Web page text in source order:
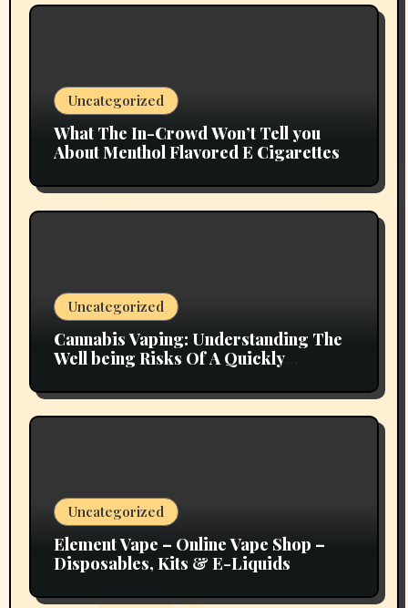
Uncategorized
What The In-Crowd Won’t Tell you
About Menthol Flavored E Cigarettes
Uncategorized
Cannabis Vaping: Understanding The
Well being Risks Of A Quickly
Uncategorized
Element Vape – Online Vape Shop –
Disposables, Kits & E-Liquids